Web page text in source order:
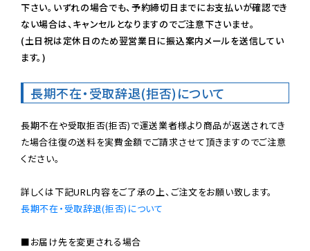
下さい。いずれの場合でも、予約締切日までにお支払いが確認でき
ない場合は、キャンセルとなりますのでご注意下さいませ。
(土日祝は定休日のため翌営業日に振込案内メールを送信してい
ます。)
長期不在・受取辞退(拒否)について
長期不在や受取拒否(拒否)で運送業者様より商品が返送されてき
た場合往復の送料を実費金額でご請求させて頂きますのでご注意
ください。
長期不在・受取辞退(拒否)について